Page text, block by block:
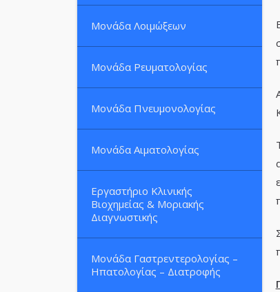
Μονάδα Λοιμώξεων
Μονάδα Ρευματολογίας
Μονάδα Πνευμονολογίας
Μονάδα Αιματολογίας
Εργαστήριο Κλινικής
Βιοχημείας & Μοριακής
Διαγνωστικής
Μονάδα Γαστρεντερολογίας –
Ηπατολογίας – Διατροφής